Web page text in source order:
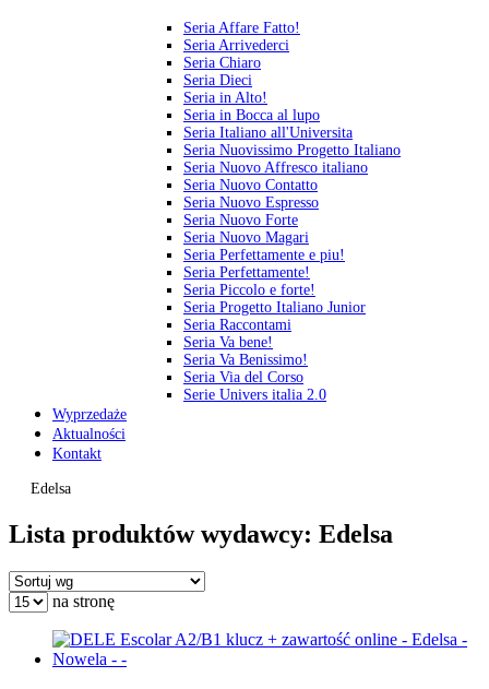
Seria Affare Fatto!
Seria Arrivederci
Seria Chiaro
Seria Dieci
Seria in Alto!
Seria in Bocca al lupo
Seria Italiano all'Universita
Seria Nuovissimo Progetto Italiano
Seria Nuovo Affresco italiano
Seria Nuovo Contatto
Seria Nuovo Espresso
Seria Nuovo Forte
Seria Nuovo Magari
Seria Perfettamente e piu!
Seria Perfettamente!
Seria Piccolo e forte!
Seria Progetto Italiano Junior
Seria Raccontami
Seria Va bene!
Seria Va Benissimo!
Seria Via del Corso
Serie Univers italia 2.0
Wyprzedaże
Aktualności
Kontakt
Edelsa
Lista produktów wydawcy: Edelsa
na stronę